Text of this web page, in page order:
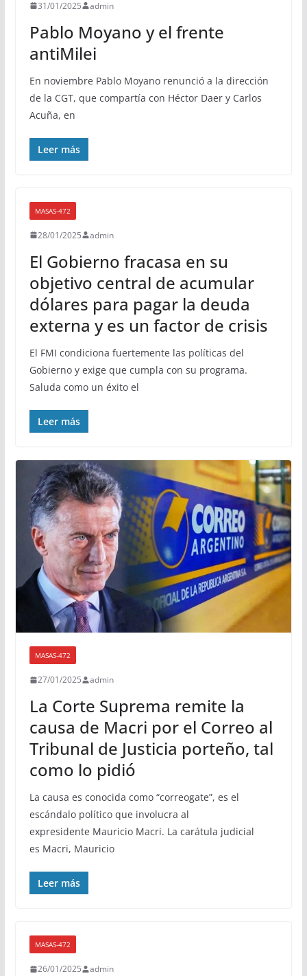
31/01/2025 admin
Pablo Moyano y el frente
antiMilei
En noviembre Pablo Moyano renunció a la dirección
de la CGT, que compartía con Héctor Daer y Carlos
Acuña, en
Leer más
MASAS-472
28/01/2025 admin
El Gobierno fracasa en su
objetivo central de acumular
dólares para pagar la deuda
externa y es un factor de crisis
El FMI condiciona fuertemente las políticas del
Gobierno y exige que cumpla con su programa.
Saluda como un éxito el
Leer más
MASAS-472
27/01/2025 admin
La Corte Suprema remite la
causa de Macri por el Correo al
Tribunal de Justicia porteño, tal
como lo pidió
La causa es conocida como “correogate”, es el
escándalo político que involucra al
expresidente Mauricio Macri. La carátula judicial
es Macri, Mauricio
Leer más
MASAS-472
26/01/2025 admin